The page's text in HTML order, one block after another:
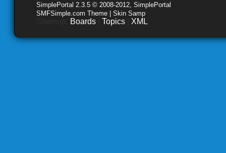
SimplePortal 2.3.5 © 2008-2012, SimplePortal
SMFSimple.com Theme | Skin Samp
Boards Topics XML